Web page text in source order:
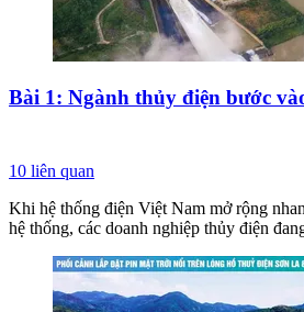
Bài 1: Ngành thủy điện bước
10 liên quan
Khi hệ thống điện Việt Nam mở rộng
hệ thống, các doanh nghiệp thủy điện